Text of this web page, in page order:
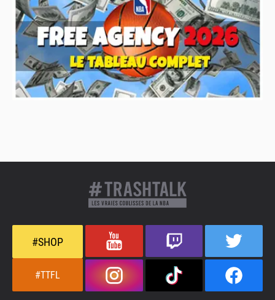
#SHOP
#TTFL